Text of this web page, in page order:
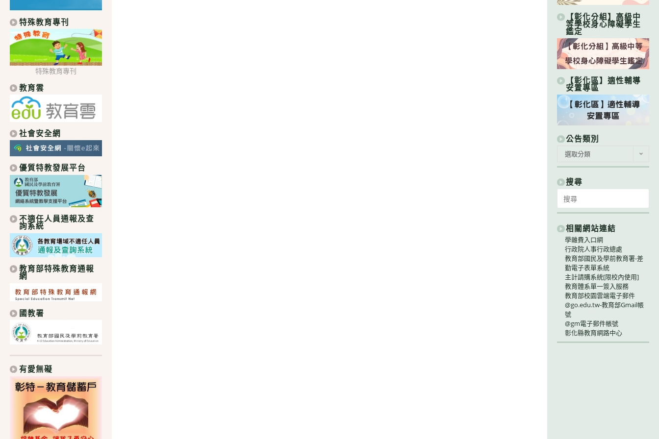
特殊教育專刊
特殊教育專刊
教育雲
社會安全網
優質特教發展平台
不適任人員通報及查
詢系統
教育部特殊教育通報
網
國教署
有愛無礙
【彰化分組】高級中
等學校身心障礙學生
鑑定
【彰化區】適性輔導
安置專區
公告類別
類
別
選取分類
搜尋
for:
相關網站連結
學雜費入口網
行政院人事行政總處
教育部國民及學前教育署-差
勤電子表單系統
主計請購系統[限校內使用]
教育體系單一簽入服務
教育部校園雲端電子郵件
@go.edu.tw-教育部Gmail帳
號
@gm電子郵件帳號
彰化縣教育網路中心